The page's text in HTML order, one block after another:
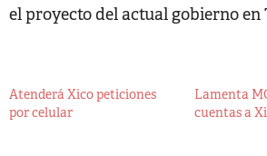
el proyecto del actual gobierno en
Atenderá Xico peticiones
por celular
Lamenta
cuentas a